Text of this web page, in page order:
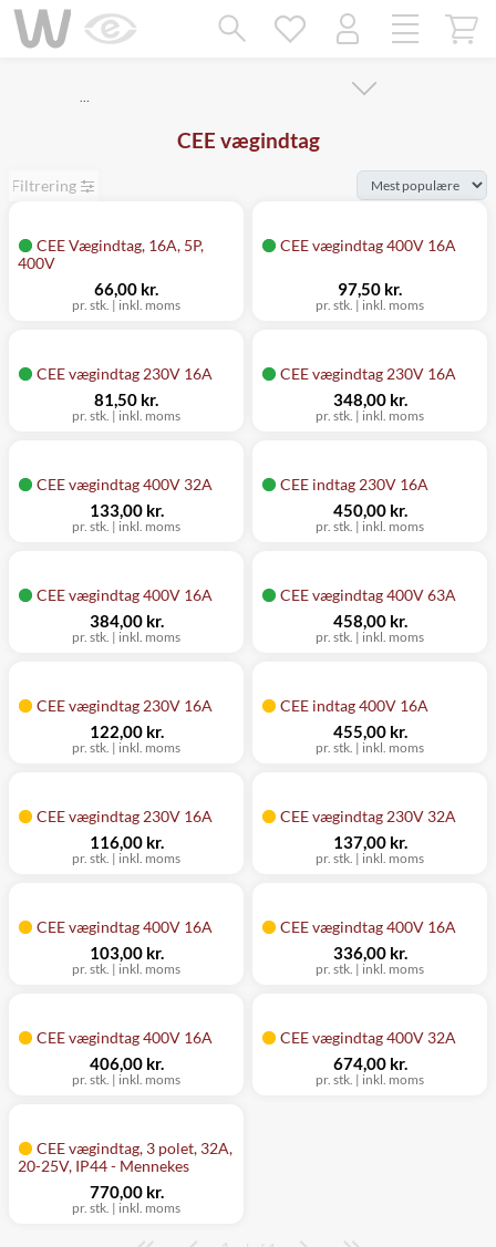
…
CEE vægindtag
Filtrering
CEE Vægindtag, 16A, 5P,
400V
pr. stk. | inkl. moms
66,00 kr.
CEE vægindtag 400V 16A
pr. stk. | inkl. moms
97,50 kr.
CEE vægindtag 230V 16A
pr. stk. | inkl. moms
81,50 kr.
CEE vægindtag 230V 16A
pr. stk. | inkl. moms
348,00 kr.
CEE vægindtag 400V 32A
pr. stk. | inkl. moms
133,00 kr.
CEE indtag 230V 16A
pr. stk. | inkl. moms
450,00 kr.
CEE vægindtag 400V 16A
pr. stk. | inkl. moms
384,00 kr.
CEE vægindtag 400V 63A
pr. stk. | inkl. moms
458,00 kr.
CEE vægindtag 230V 16A
pr. stk. | inkl. moms
122,00 kr.
CEE indtag 400V 16A
pr. stk. | inkl. moms
455,00 kr.
CEE vægindtag 230V 16A
pr. stk. | inkl. moms
116,00 kr.
CEE vægindtag 230V 32A
pr. stk. | inkl. moms
137,00 kr.
CEE vægindtag 400V 16A
pr. stk. | inkl. moms
103,00 kr.
CEE vægindtag 400V 16A
pr. stk. | inkl. moms
336,00 kr.
CEE vægindtag 400V 16A
pr. stk. | inkl. moms
406,00 kr.
CEE vægindtag 400V 32A
pr. stk. | inkl. moms
674,00 kr.
CEE vægindtag, 3 polet, 32A,
20-25V, IP44 - Mennekes
pr. stk. | inkl. moms
770,00 kr.
Mangler chatten?
Ret samtykke!